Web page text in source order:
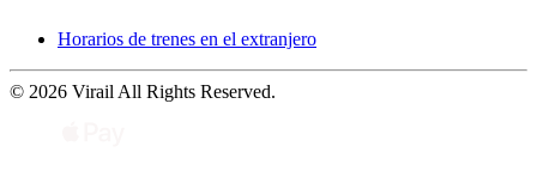
Horarios de trenes en el extranjero
© 2026 Virail All Rights Reserved.